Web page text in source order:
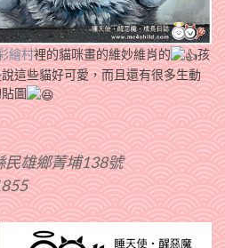
繪村裡的貓咪畫的維妙維肖的
孩
這些貓好可愛，而且還有很多生動
圖
民雄鄉菁埔138號